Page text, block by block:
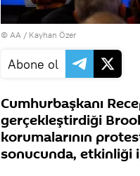
© AA / Kayhan Özer
Abone ol
Cumhurbaşkanı
gerçekleştirdiği
korumalarının
sonucunda, etkinliği